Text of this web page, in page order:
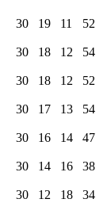
30 19 11 52
30 18 12 54
30 18 12 52
30 17 13 54
30 16 14 47
30 14 16 38
30 12 18 34